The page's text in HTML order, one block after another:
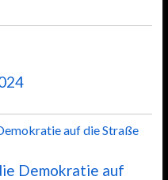
Demokratie auf